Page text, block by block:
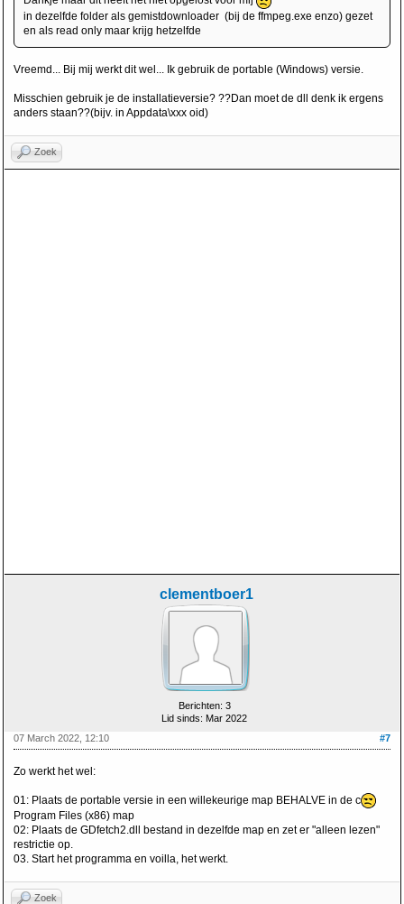
in dezelfde folder als gemistdownloader (bij de ffmpeg.exe enzo) gezet
en als read only maar krijg hetzelfde
Vreemd... Bij mij werkt dit wel... Ik gebruik de portable (Windows) versie.
Misschien gebruik je de installatieversie? ??Dan moet de dll denk ik ergens
anders staan??(bijv. in Appdata\xxx oid)
Zoek
clementboer1
Berichten: 3
Lid sinds: Mar 2022
#7
07 March 2022, 12:10
Zo werkt het wel:
01: Plaats de portable versie in een willekeurige map BEHALVE in de c
Program Files (x86) map
02: Plaats de GDfetch2.dll bestand in dezelfde map en zet er "alleen lezen"
restrictie op.
03. Start het programma en voilla, het werkt.
Zoek